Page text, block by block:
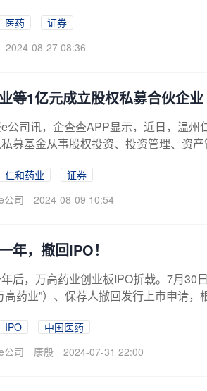
医药
证券
2024-08-27 08:36
等1亿元成立股权私募合伙企业
公司讯，企查查APP显示，近日，温
募基金从事股权投资、投资管理、资
仁和药业
证券
公司
2024-08-09 10:54
年，撤回IPO！
后，万高药业创业板IPO折戟。7月30
高药业”）、保荐人撤回发行上市申请
IPO
中国医药
公司
康殷 2024-07-31 22:00